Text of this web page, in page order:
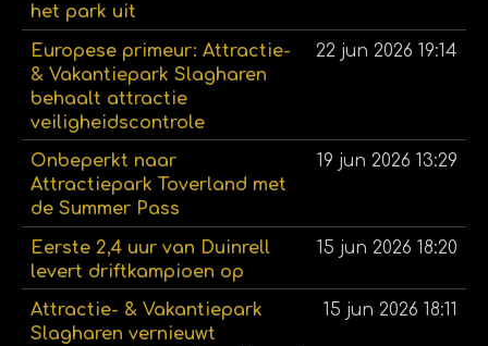
het park uit
Europese primeur: Attractie-
& Vakantiepark Slagharen
behaalt attractie
veiligheidscontrole
22 jun 2026 19:14
Onbeperkt naar
Attractiepark Toverland met
de Summer Pass
19 jun 2026 13:29
Eerste 2,4 uur van Duinrell
levert driftkampioen op
15 jun 2026 18:20
Attractie- & Vakantiepark
Slagharen vernieuwt
15 jun 2026 18:11